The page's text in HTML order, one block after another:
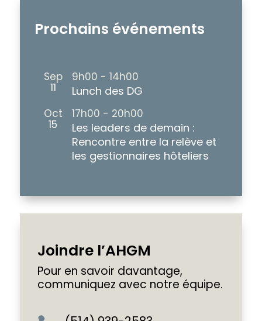
Prochains événements
Sep
11
9h00 - 14h00
Lunch des DG
Oct
15
17h00 - 20h00
Les leaders de demain :
Rencontre entre la relève et
les gestionnaires hôteliers
Joindre l’AHGM
Pour en savoir davantage,
communiquez avec notre équipe.